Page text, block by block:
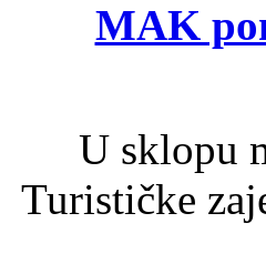
MAK
U sklopu
Turističke